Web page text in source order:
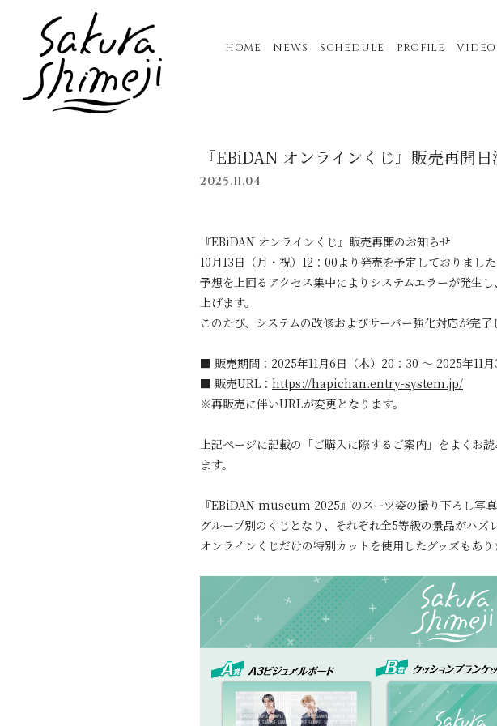
HOME NEWS SCHEDULE PROFILE VIDEO
『EBiDAN オンラインくじ』販売再開
2025.11.04
『EBiDAN オンラインくじ』販売再開のお知らせ
10月13日（月・祝）12：00より発売を予定しておりまし
予想を上回るアクセス集中によりシステムエラーが発生
上げます。
このたび、システムの改修およびサーバー強化対応が完
■ 販売期間：2025年11月6日（木）20：30 ～ 2025年11
■ 販売URL： https://hapichan.entry-system.jp/
※再販売に伴いURLが変更となります。
上記ページに記載の「ご購入に際するご案内」をよくお
ます。
『EBiDAN museum 2025』のスーツ姿の撮り下ろし写
グループ別のくじとなり、それぞれ全5等級の景品がハズ
オンラインくじだけの特別カットを使用したグッズもあ